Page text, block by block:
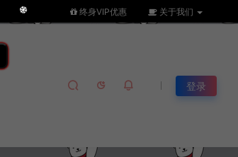
终身VIP优惠 关于我们
登录